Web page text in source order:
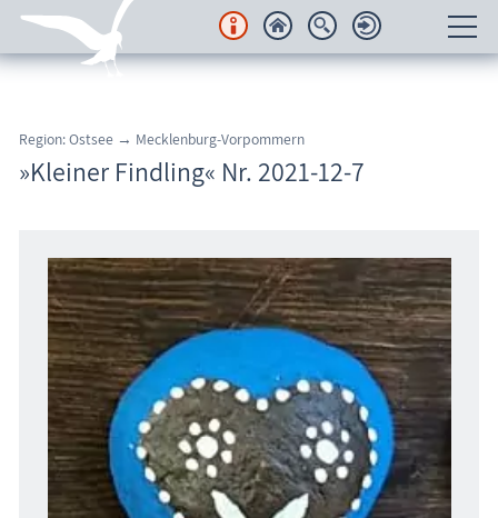
Regionales
Karten
Freizeit
Wissenswertes
Veranstaltungen
Blog
Region: Ostsee → Mecklenburg-Vorpommern
»Kleiner Findling« Nr. 2021-12-7